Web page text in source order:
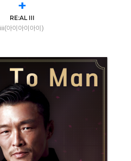
+
RE:AL III
iii(아이아이아이)